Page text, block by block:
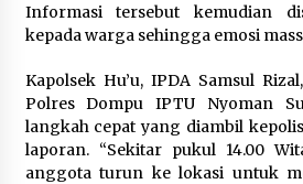
1 bulan ago
TERDUGA PELAKU NARKOTIKA DI
KEMPO, BELASAN PAKET DIDUGA SABU
1 bulan ago
Informasi tersebut kemudian
kepada warga sehingga emosi
Kapolsek Hu’u, IPDA Samsul
Polres Dompu IPTU Nyoman
langkah cepat yang diambil
laporan. “Sekitar pukul 14.00
anggota turun ke lokasi untuk